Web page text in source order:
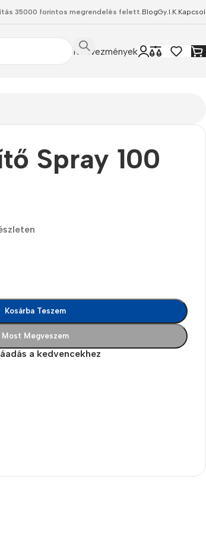
35000 forintos megrendelés felett.BlogGy.I.K.
Kedvezmények
Spray 100
Kosárba Teszem
Most Megveszem
a kedvencekhez